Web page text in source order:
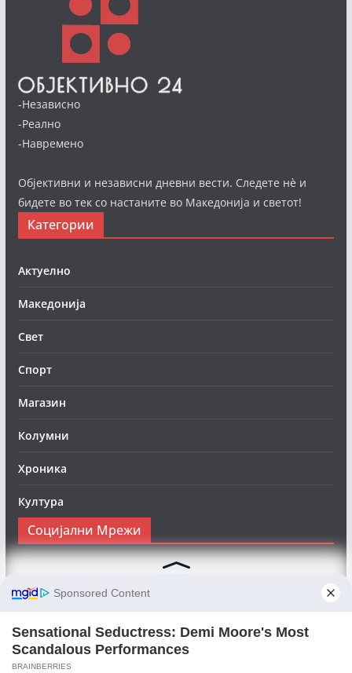
-Независно
-Реално
-Навремено
Објективни и независни дневни вести. Следете нè и
бидете во тек со настаните во Македонија и светот!
Категории
Актуелно
Македонија
Свет
Спорт
Магазин
Колумни
Хроника
Култура
Социјални Мрежи
Следете нè на Фејсбук за да сте во тек со најновите